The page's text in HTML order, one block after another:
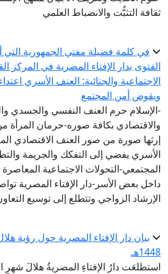
ثقافة التثبُّت والانضباط العلمي
في كلمة فضيلة مفتي الجمهورية التي
الفتوى بدار الإفتاء المصرية في المركز
الاجتماعية والجنائية: العنف الأسري
ويقوض أمن المجتمع
-الإسلام حرم العنف النفسي والجسدي
والاقتصادي بكافة صوره-حرمان المرأة
إرثها صورة من صور العنف الاقتصادي
الأسري يفضي إلى التفكك والجريمة
المجتمعي-التحولات الاجتماعية
داخل بعض الأسر-دار الإفتاء المصرية
الإرشاد الزواجي وتتطلع إلى توسيع
بيان دار الإفتاء المصرية حول رؤية
1448هـ
استطلعَت دارُ الإفتاءِ المصريةُ هلالَ شهرِ